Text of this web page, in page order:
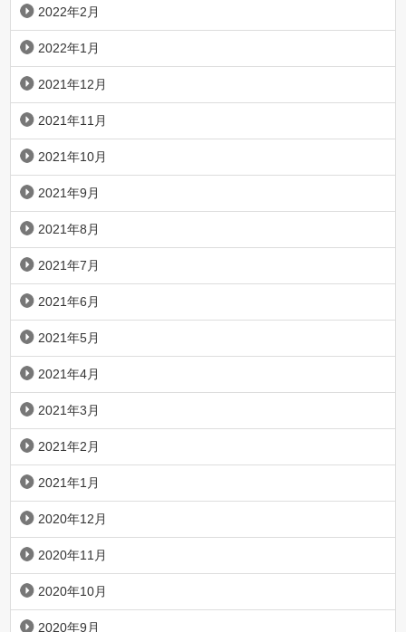
2022年2月
2022年1月
2021年12月
2021年11月
2021年10月
2021年9月
2021年8月
2021年7月
2021年6月
2021年5月
2021年4月
2021年3月
2021年2月
2021年1月
2020年12月
2020年11月
2020年10月
2020年9月